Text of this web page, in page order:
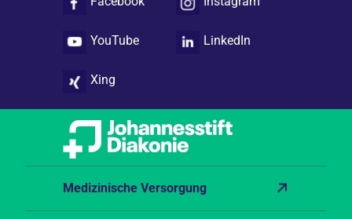
Folgen Sie uns
Facebook Instagram
YouTube
Xing